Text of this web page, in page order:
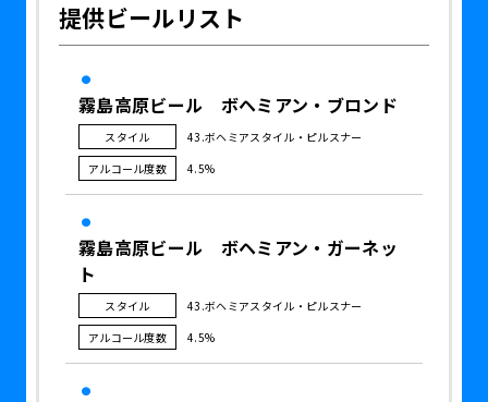
提供ビールリスト
霧島高原ビール ボヘミアン・ブロンド
スタイル
43.ボヘミアスタイル・ピルスナー
アルコール度数
4.5%
霧島高原ビール ボヘミアン・ガーネッ
ト
スタイル
43.ボヘミアスタイル・ピルスナー
アルコール度数
4.5%